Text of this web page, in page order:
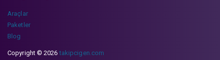
Araçlar
Paketler
Blog
Copyright © 2026takipcigen.com